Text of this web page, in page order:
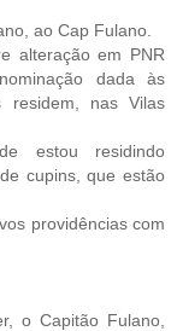
ao Cap Fulano.
alteração em PNR
dada às
residem, nas Vilas
estou residindo
cupins, que estão
providências com
o Capitão Fulano,